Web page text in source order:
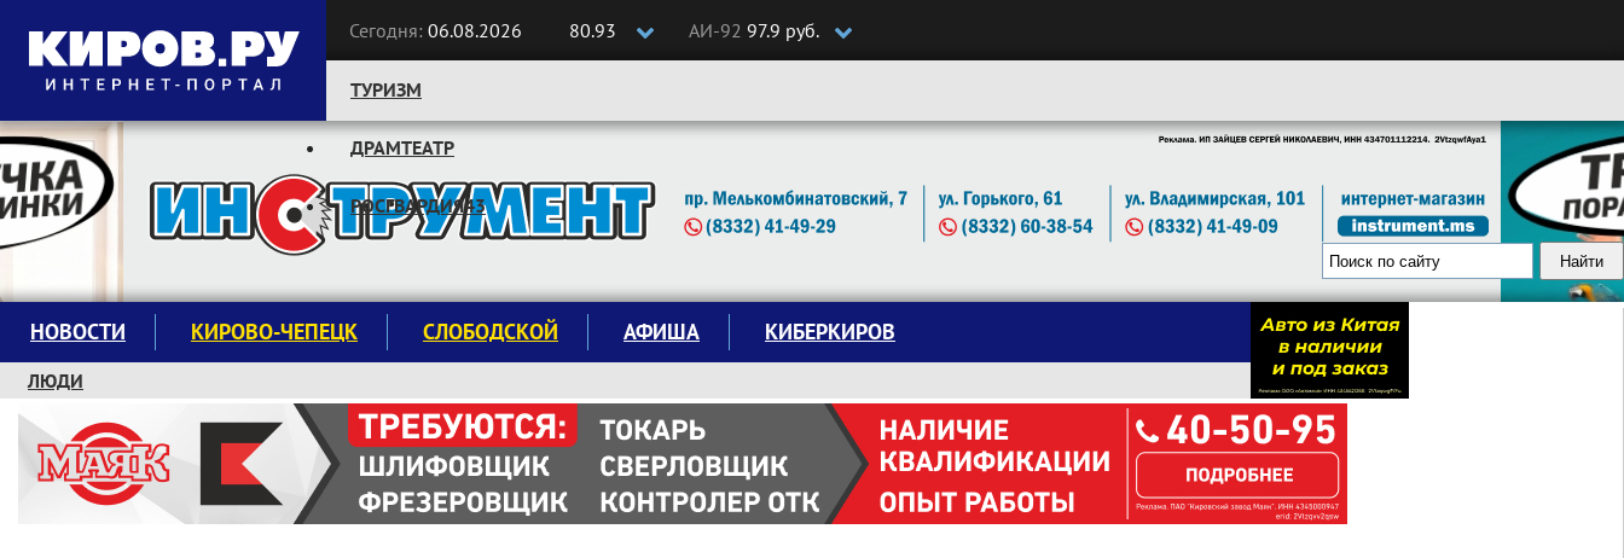
Сегодня: 06.08.2026 80.93 АИ-92 97.9 руб.
Следите за новостями:
ТУРИЗМ
ДРАМТЕАТР
РОСГВАРДИЯ43
НОВОСТИ КИРОВО-ЧЕПЕЦК СЛОБОДСКОЙ АФИША КИБЕРКИРОВ
ЛЮДИ
КРУЖКИ И СЕКЦИИ
ЗАВОДУ "МАЯК" 85 ЛЕТ
ЭКОЛОГИЯ